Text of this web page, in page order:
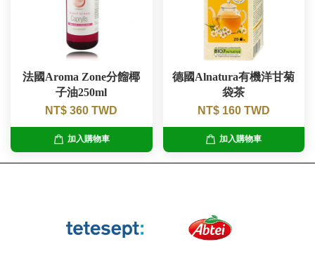
法國Aroma Zone分餾椰
子油250ml
NT$ 360 TWD
加入購物車
德國Alnatura有機洋甘菊
袋茶
NT$ 160 TWD
加入購物車